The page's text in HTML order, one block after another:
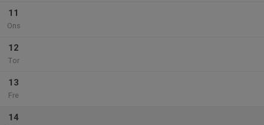
11
Ons
12
Tor
13
Fre
14